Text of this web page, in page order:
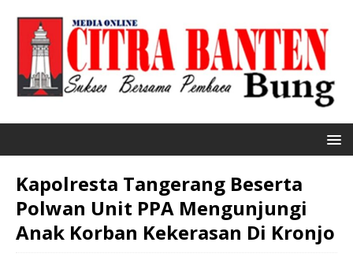
Kapolresta Tangerang Beserta
Polwan Unit PPA Mengunjungi
Anak Korban Kekerasan Di Kronjo